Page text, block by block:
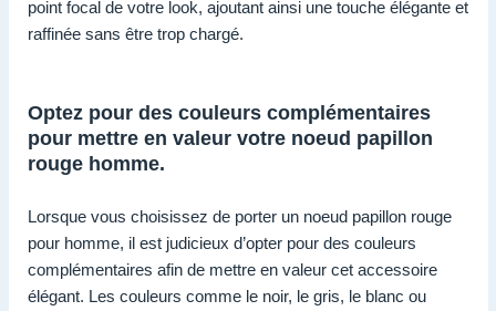
point focal de votre look, ajoutant ainsi une touche élégante et
raffinée sans être trop chargé.
Optez pour des couleurs complémentaires
pour mettre en valeur votre noeud papillon
rouge homme.
Lorsque vous choisissez de porter un noeud papillon rouge
pour homme, il est judicieux d’opter pour des couleurs
complémentaires afin de mettre en valeur cet accessoire
élégant. Les couleurs comme le noir, le gris, le blanc ou